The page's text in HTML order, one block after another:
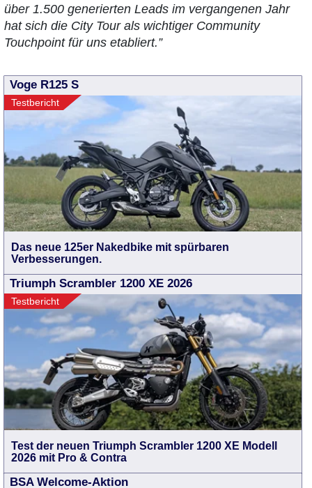
über 1.500 generierten Leads im vergangenen Jahr
hat sich die City Tour als wichtiger Community
Touchpoint für uns etabliert.”
Voge R125 S
Testbericht
Das neue 125er Nakedbike mit spürbaren
Verbesserungen.
Triumph Scrambler 1200 XE 2026
Testbericht
Test der neuen Triumph Scrambler 1200 XE Modell
2026 mit Pro & Contra
BSA Welcome-Aktion